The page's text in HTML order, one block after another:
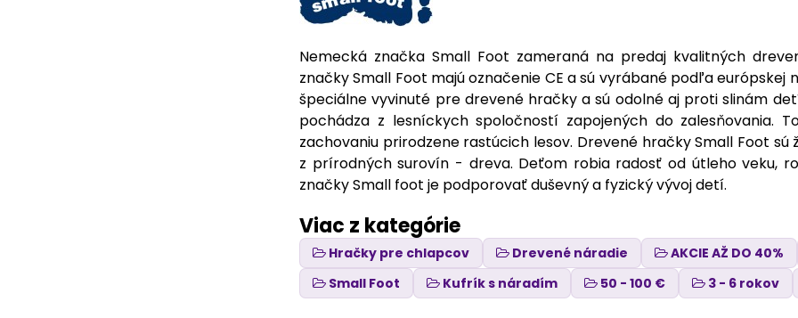
Nemecká značka Small Foot zameraná na predaj kvalitných
značky Small Foot majú označenie CE a sú vyrábané podľa európskej
špeciálne vyvinuté pre drevené hračky a sú odolné aj proti slinám
pochádza z lesníckych spoločností zapojených do zalesňovania.
zachovaniu prirodzene rastúcich lesov. Drevené hračky Small Foot
z prírodných surovín - dreva. Deťom robia radosť od útleho veku,
značky Small foot je podporovať duševný a fyzický vývoj detí.
Viac z kategórie
Hračky pre chlapcov Drevené náradie AKCIE AŽ DO 40%
Small Foot
Kufrík s náradím 50 - 100 € 3 - 6 rokov